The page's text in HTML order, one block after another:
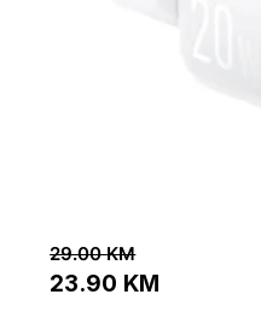
29.00KM
23.90 KM